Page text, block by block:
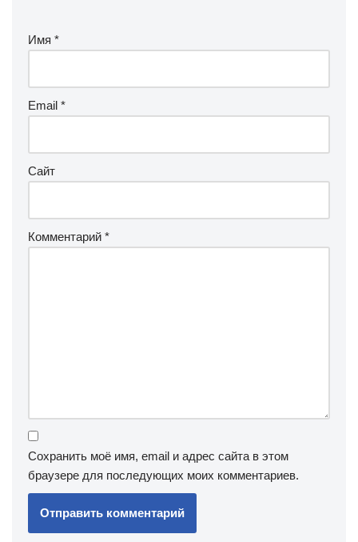
Имя *
Email *
Сайт
Комментарий *
Сохранить моё имя, email и адрес сайта в этом
браузере для последующих моих комментариев.